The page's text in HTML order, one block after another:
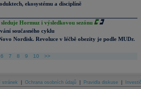
ekosystému a disciplíně
Hormuz i výsledkovou sezónu
současného cyklu
Nordisk. Revoluce v léčbě obezity je podle MUDr.
6 7 8 9 10 >>
stránek Ochrana osobních údajů Pravidla diskuse